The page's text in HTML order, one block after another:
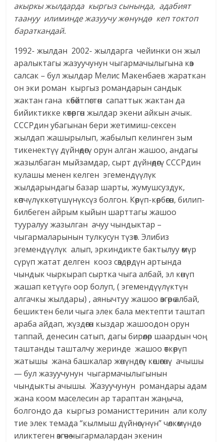
акыркы жылдарда кыргыз сынында, адабият
таануу илиминде жазуучу жөнүндө кеп токтоп
бараткандай.
1992- жылдан 2002- жылдарга чейинки он жыл
аралыктагы жазуучунун чыгармачылыгына көз
салсак – бул жылдар Мелис Макенбаев жараткан
он эки роман кыргыз романдарын сандык
жактан гана көбөйтпөстөн сапаттык жактан да
бийиктикке көтөргөн жылдар экени айкын ачык.
СССРдин убагынан бери жетимиш-сексен
жылдап жашырылып, жабылып келинген зым
тикенектүү дүйнөдөгү орун алган жашоо, андагы
жазылбаган мыйзамдар, сырт дүйнөдөгү СССРдин
кулашы менен келген эгемендүүлүк
жылдарындагы базар шарты, жумушсуздук,
көпчүлүккө түшүнүксүз болгон. Көрүп-көрбөгөн, билип-
билбеген айрым кыйын шарттагы жашоо
тууралуу жазылган ачуу чындыктар –
чыгармаларынын тулкусун түзөт. Элибиз
эгемендүүлүк алып, эркиндикте бактылуу өмүр
сүрүп жатат делген кооз сөздөрдүн артында
чындык чыркырап сыртка чыга албай, эл көнүп
жашап кетүүгɵ оор болуп, ( эгемендүүлүктүн
алгачкы жылдары) , аянычтуу жашоо өзгөрө албай,
бешиктен бели чыга элек бала мектепти таштап
араба айдап, жүздөгөн кыздар жашоодон орун
таппай, денесин сатып, дагы бирөөлөр шаардын чоң
таштанды ташталчу жеринде жашоо өткөрүп
жатышы жана башкалар жөнүндөгү көшөгөнү ачышы
— бул жазуучунун чыгармачылыгынын
чындыкты ачышы. Жазуучунун романдары адам
жана коом маселесин ар тараптан жаңыча,
болгондо да кыргыз романисттеринин али колу
тие элек темада “кылмыш дүйнөсүнүн” чөлкөмүндө
иликтеген өзгөчө чыгармалардан экенин